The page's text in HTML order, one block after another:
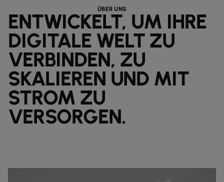
ÜBER UNS
ENTWICKELT, UM IHRE
DIGITALE WELT ZU
VERBINDEN, ZU
SKALIEREN UND MIT
STROM ZU
VERSORGEN.